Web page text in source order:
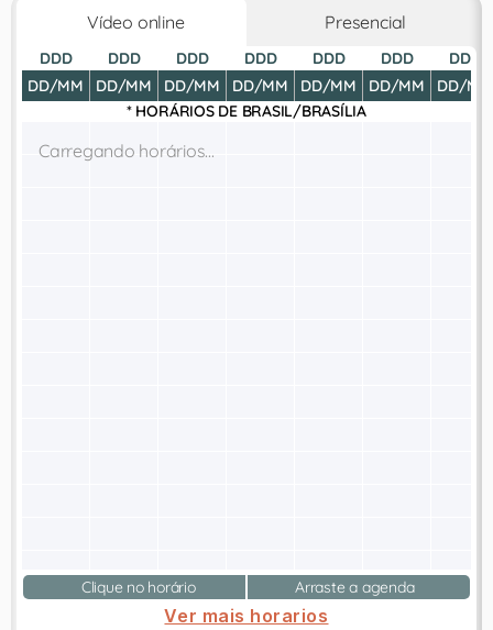
Vídeo online Presencial
DDD
DD/MM
DDD
DD/MM
DDD
DD/MM
DDD
DD/MM
DDD
DD/MM
DDD
DD/MM
DDD
DD/MM
* HORÁRIOS DE BRASIL/BRASÍLIA
Carregando horários...
Clique no horário Arraste a agenda
Ver mais horarios